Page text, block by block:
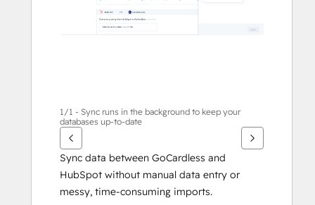
1/1 - Sync runs in the background to keep your
databases up-to-date
Sync data between GoCardless and
HubSpot without manual data entry or
messy, time-consuming imports.